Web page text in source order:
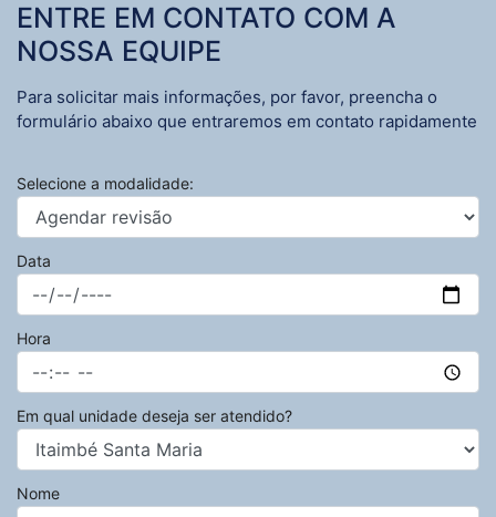
ENTRE EM CONTATO COM A
NOSSA EQUIPE
Para solicitar mais informações, por favor, preencha o
formulário abaixo que entraremos em contato rapidamente
Selecione a modalidade:
Data
Hora
Em qual unidade deseja ser atendido?
Nome